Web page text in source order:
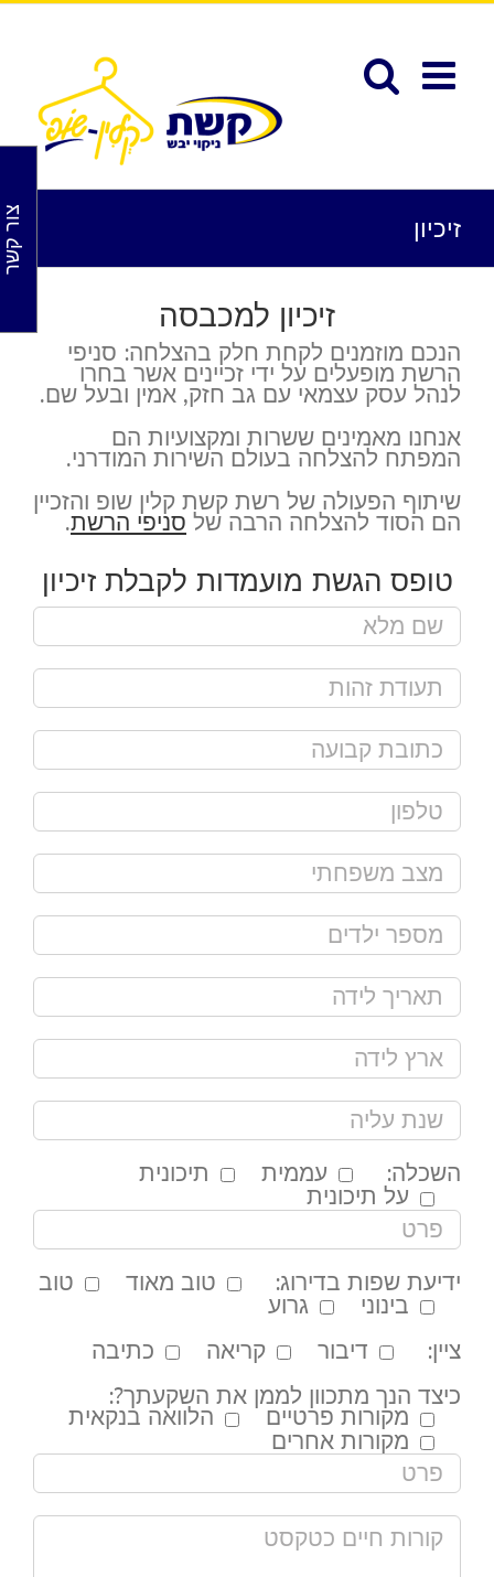
פתח סרגל נגישות
דלג
זיכיון
זיכיון למכבסה
הנכם מוזמנים לקחת חלק בהצלחה: סניפי
הרשת מופעלים על ידי זכיינים אשר בחרו
לנהל עסק עצמאי עם גב חזק, אמין ובעל שם.
אנחנו מאמינים ששרות ומקצועיות הם
המפתח להצלחה בעולם השירות המודרני.
שיתוף הפעולה של רשת קשת קלין שופ והזכיין
הם הסוד להצלחה הרבה של סניפי הרשת.
טופס הגשת מועמדות לקבלת זיכיון
השכלה: עממית תיכונית
על תיכונית
ידיעת שפות בדירוג: טוב מאוד טוב
בינוני
גרוע
ציין:
דיבור קריאה
כתיבה
כיצד הנך מתכוון לממן את השקעתך?:
מקורות פרטיים הלוואה בנקאית
מקורות אחרים
צור קשר